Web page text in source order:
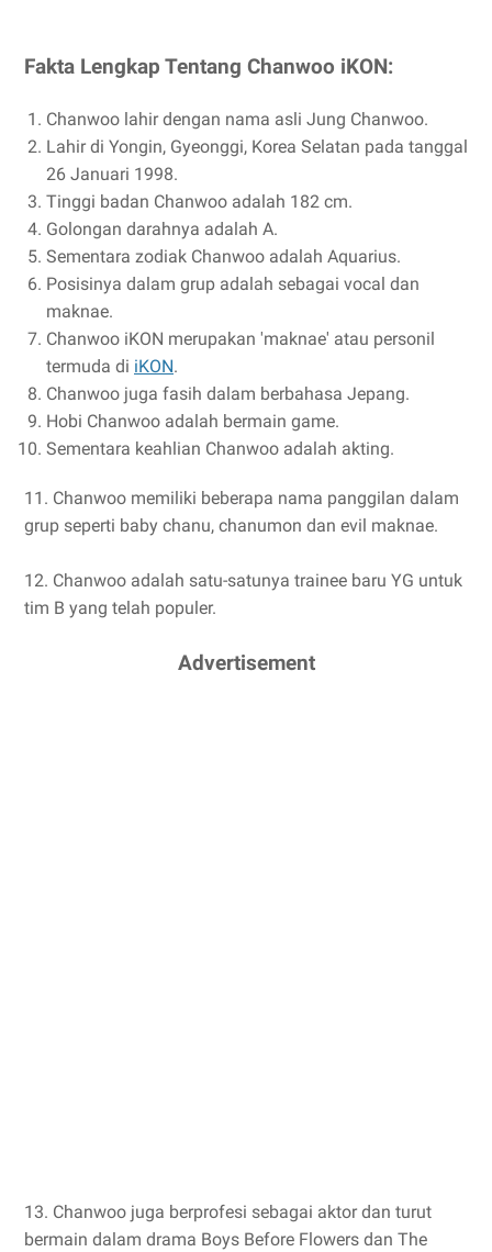
Fakta Lengkap Tentang Chanwoo iKON:
Chanwoo lahir dengan nama asli Jung Chanwoo.
Lahir di Yongin, Gyeonggi, Korea Selatan pada tanggal
26 Januari 1998.
Tinggi badan Chanwoo adalah 182 cm.
Golongan darahnya adalah A.
Sementara zodiak Chanwoo adalah Aquarius.
Posisinya dalam grup adalah sebagai vocal dan
maknae.
Chanwoo iKON merupakan 'maknae' atau personil
termuda di iKON.
Chanwoo juga fasih dalam berbahasa Jepang.
Hobi Chanwoo adalah bermain game.
Sementara keahlian Chanwoo adalah akting.
11. Chanwoo memiliki beberapa nama panggilan dalam
grup seperti baby chanu, chanumon dan evil maknae.
12. Chanwoo adalah satu-satunya trainee baru YG untuk
tim B yang telah populer.
Advertisement
13. Chanwoo juga berprofesi sebagai aktor dan turut
bermain dalam drama Boys Before Flowers dan The